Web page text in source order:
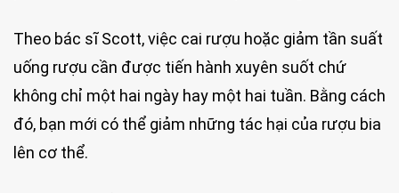
Theo bác sĩ Scott, việc cai rượu hoặc giảm tần suất
uống rượu cần được tiến hành xuyên suốt chứ
không chỉ một hai ngày hay một hai tuần. Bằng cách
đó, bạn mới có thể giảm những tác hại của rượu bia
lên cơ thể.